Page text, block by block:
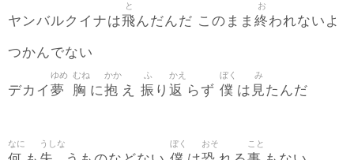
ヤンバルクイナは飛
と
んだんだ このまま 終
お
われないよ
つかんでない
デカイ 夢
ゆめ
胸
むね
に抱
かか
え 振
ふ
り 返
かえ
らず 僕
ぼく
は 見
み
たんだ
なに うしな ぼく おそ こと